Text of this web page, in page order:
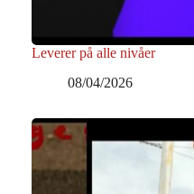
Leverer på alle nivåer
08/04/2026